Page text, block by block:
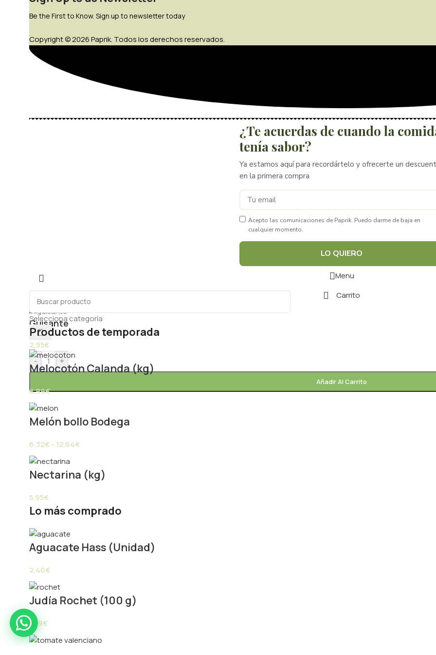
Paprik
En línea ahora
gourmet
Be the First to Know. Sign up to newsletter today
Copyright © 2026 Paprik. Todos los derechos reservados.
¿Te acuerdas de cuando la
tenía sabor?
Ya estamos aquí para recordártelo y ofrecerte un
en la primera compra
Acepto las comunicaciones de Paprik. Puedo darme de baja en
cualquier momento.
LO QUIERO
Selecciona categoría
Productos de temporada
Melocotón Calanda (kg)
8,99€
Melón bollo Bodega
6,32€- 12,64€
Nectarina (kg)
5,95€
Lo más comprado
Aguacate Hass (Unidad)
2,40€
Judía Rochet (100 g)
1,29€
Menu
Carrito
Guisante
2,95€
-
+
Añadir Al Carrito